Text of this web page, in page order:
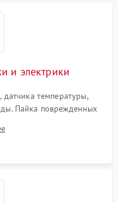
и электрики
температуры,
Пайка поврежденных
и контактов.